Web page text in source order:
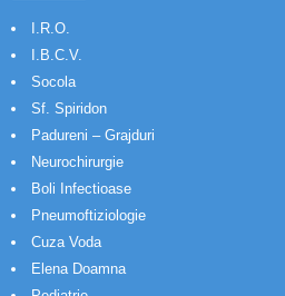
I.R.O.
I.B.C.V.
Socola
Sf. Spiridon
Padureni – Grajduri
Neurochirurgie
Boli Infectioase
Pneumoftiziologie
Cuza Voda
Elena Doamna